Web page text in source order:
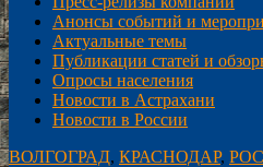
Анонсы событий и
Актуальные темы
Публикации статей и
Опросы населения
Новости в Астрахани
Новости в России
ВОЛГОГРАД, КРАСНОДАР,